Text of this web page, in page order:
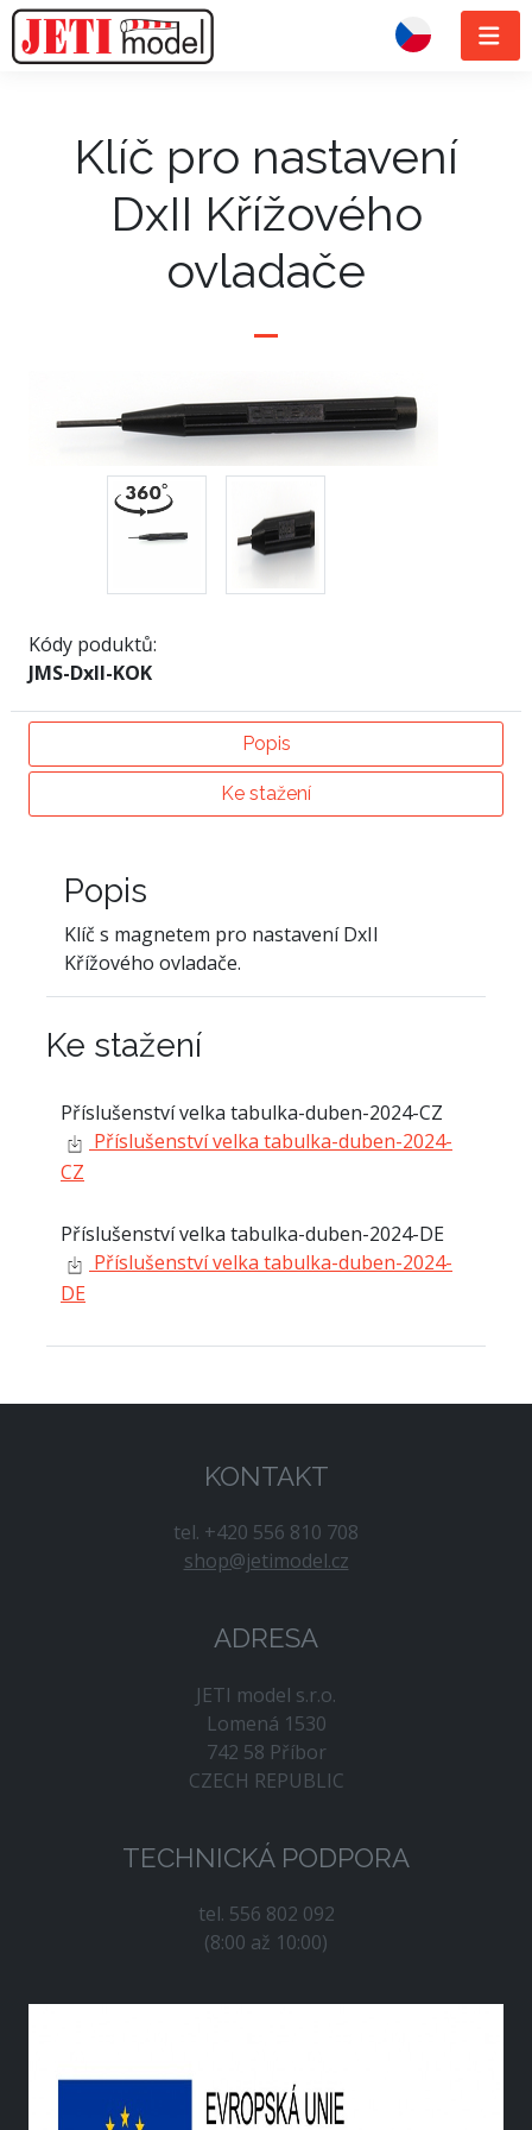
Klíč pro nastavení
DxII Křížového
ovladače
Kódy poduktů:
JMS-DxII-KOK
Popis
Ke stažení
Popis
Klíč s magnetem pro nastavení DxII
Křížového ovladače.
Ke stažení
Příslušenství velka tabulka-duben-2024-CZ
Příslušenství velka tabulka-duben-2024-
CZ
Příslušenství velka tabulka-duben-2024-DE
Příslušenství velka tabulka-duben-2024-
DE
KONTAKT
tel. +420 556 810 708
shop@jetimodel.cz
ADRESA
JETI model s.r.o.
Lomená 1530
742 58 Příbor
CZECH REPUBLIC
TECHNICKÁ PODPORA
tel. 556 802 092
(8:00 až 10:00)